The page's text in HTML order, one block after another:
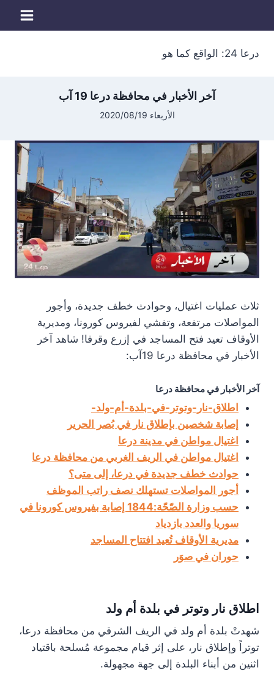
درعا 24: الواقع كما هو
آخر الأخبار في محافظة درعا 19 آب
الأربعاء 2020/08/19
ثلاث عمليات اغتيال، وحوادث خطف جديدة، وأجور
المواصلات مرتفعة، وتفشي لفيروس كورونا، ومديرية
الأوقاف تعيد فتح المساجد في إزرع وقرفا! شاهد آخر
الأخبار في محافظة درعا 19آب:
آخر الأخبار في محافظة درعا
اطلاق-نار-وتوتر-في-بلدة-أم-ولد-
إصابة شخصين بإطلاق نار في بُصر الحرير
اغتيال مواطن في مدينة درعا
اغتيال مواطن في الريف الغربي من محافظة درعا
حوادث خطف جديدة في درعا، إلى متى؟
أجور المواصلات تستهلك نصف راتب الموظف
حسب وزارة الصّحّة:1844 إصابة بفيروس كورونا في
سوريا والعدد بازدياد
مديرية الأوقاف تُعيد افتتاح المساجد
حوران في صوَر
اطلاق نار وتوتر في بلدة أم ولد
شهدتْ بلدة أم ولد في الريف الشرقي من محافظة درعا،
توتراً وإطلاق نار، على إثر قيام مجموعة مُسلحة باقتياد
اثنين من أبناء البلدة إلى جهة مجهولة.